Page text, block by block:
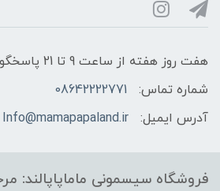
هفت روز هفته از ساعت 9 تا 21 پاسخگوی شما هستیم
شماره تماس:
08642222771
آدرس ایمیل:
Info@mamapapaland.ir
فروشگاه سیسمونی ماماپاپالند: